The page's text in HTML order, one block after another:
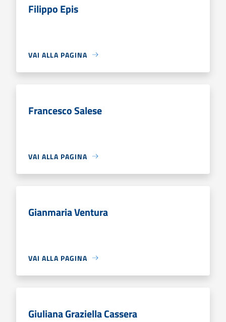
Filippo Epis
VAI ALLA PAGINA
Francesco Salese
VAI ALLA PAGINA
Gianmaria Ventura
VAI ALLA PAGINA
Giuliana Graziella Cassera